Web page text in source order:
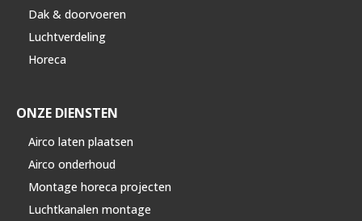
Dak & doorvoeren
Luchtverdeling
Horeca
ONZE DIENSTEN
Airco laten plaatsen
Airco onderhoud
Montage horeca projecten
Luchtkanalen montage